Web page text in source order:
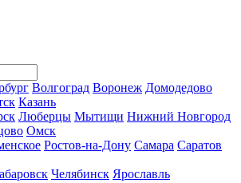
Волгоград Воронеж Домодедово
Казань
Люберцы Мытищи Нижний Новгород
Омск
Ростов-на-Дону Самара Саратов
Челябинск Ярославль